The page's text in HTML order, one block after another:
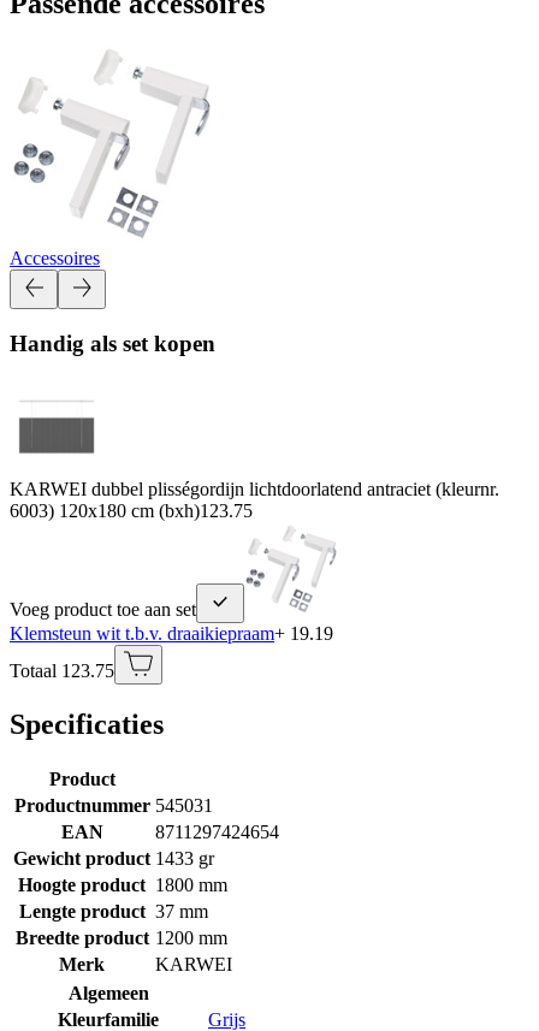
Accessoires
Handig als set kopen
KARWEI dubbel plisségordijn lichtdoorlatend antraciet (kleurnr.
6003) 120x180 cm (bxh)123.75
Voeg product toe aan set
Klemsteun wit t.b.v. draaikiepraam+ 19.19
Totaal 123.75
Specificaties
Product
Productnummer 545031
EAN
8711297424654
Gewicht product 1433 gr
Hoogte product 1800 mm
Lengte product 37 mm
Breedte product 1200 mm
Merk
KARWEI
Algemeen
Kleurfamilie
Grijs